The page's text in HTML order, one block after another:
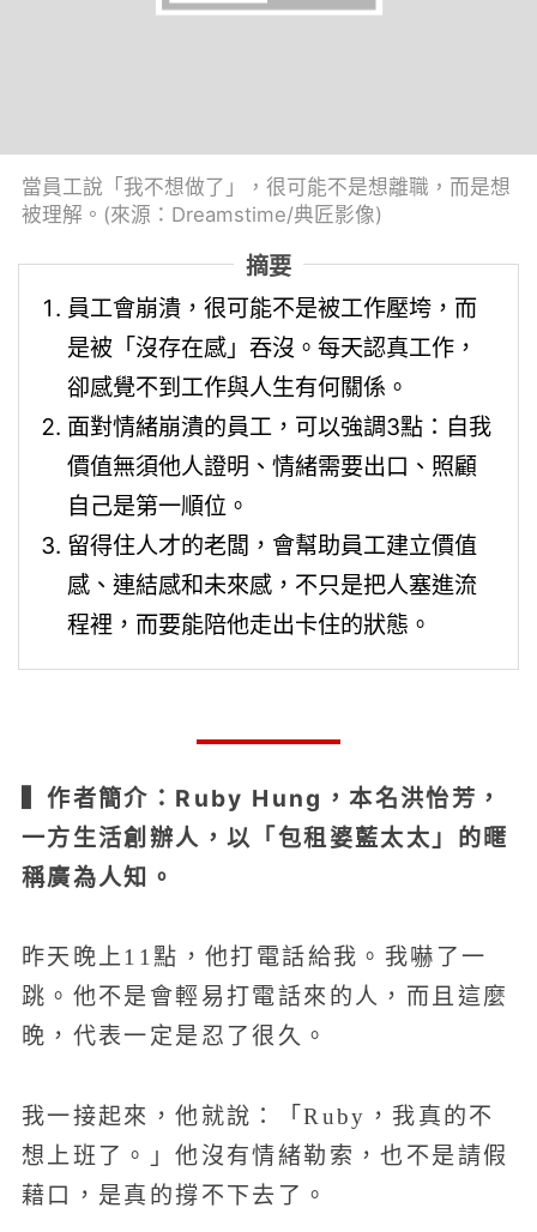
當員工說「我不想做了」，很可能不是想離職，而是想
被理解。(來源：Dreamstime/典匠影像)
摘要
員工會崩潰，很可能不是被工作壓垮，而
是被「沒存在感」吞沒。每天認真工作，
卻感覺不到工作與人生有何關係。
面對情緒崩潰的員工，可以強調3點：自我
價值無須他人證明、情緒需要出口、照顧
自己是第一順位。
留得住人才的老闆，會幫助員工建立價值
感、連結感和未來感，不只是把人塞進流
程裡，而要能陪他走出卡住的狀態。
▍作者簡介：Ruby Hung，本名洪怡芳，
一方生活創辦人，以「包租婆藍太太」的暱
稱廣為人知。
昨天晚上11點，他打電話給我。我嚇了一
跳。他不是會輕易打電話來的人，而且這麼
晚，代表一定是忍了很久。
我一接起來，他就說：「Ruby，我真的不
想上班了。」他沒有情緒勒索，也不是請假
藉口，是真的撐不下去了。